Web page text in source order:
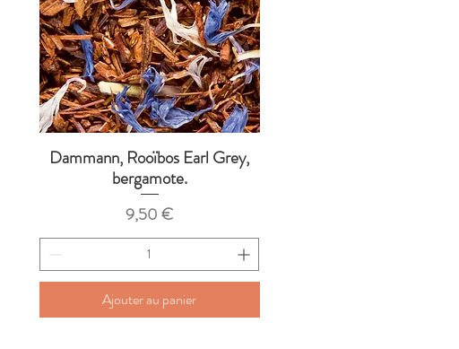
Aperçu rapide
Dammann, Rooïbos Earl Grey,
bergamote.
Prix
9,50 €
Ajouter au panier